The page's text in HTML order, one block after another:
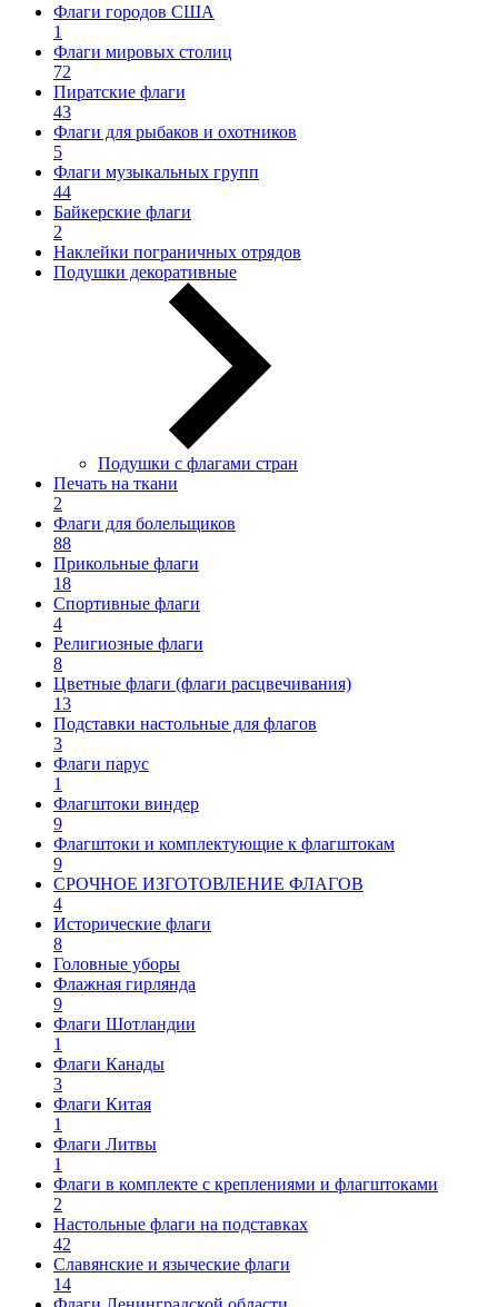
Флаги городов США
1
Флаги мировых столиц
72
Пиратские флаги
43
Флаги для рыбаков и охотников
5
Флаги музыкальных групп
44
Байкерские флаги
2
Наклейки пограничных отрядов
Подушки декоративные
Подушки с флагами стран
Печать на ткани
2
Флаги для болельщиков
88
Прикольные флаги
18
Спортивные флаги
4
Религиозные флаги
8
Цветные флаги (флаги расцвечивания)
13
Подставки настольные для флагов
3
Флаги парус
1
Флагштоки виндер
9
Флагштоки и комплектующие к флагштокам
9
СРОЧНОЕ ИЗГОТОВЛЕНИЕ ФЛАГОВ
4
Исторические флаги
8
Головные уборы
Флажная гирлянда
9
Флаги Шотландии
1
Флаги Канады
3
Флаги Китая
1
Флаги Литвы
1
Флаги в комплекте с креплениями и флагштоками
2
Настольные флаги на подставках
42
Славянские и языческие флаги
14